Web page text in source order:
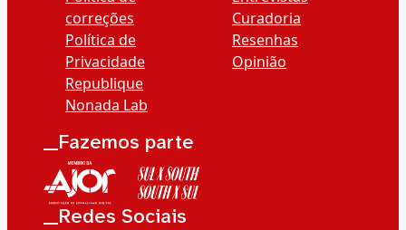
correções
Política de
Privacidade
Republique
Nonada Lab
Curadoria
Resenhas
Opinião
__Fazemos parte
__Redes Sociais